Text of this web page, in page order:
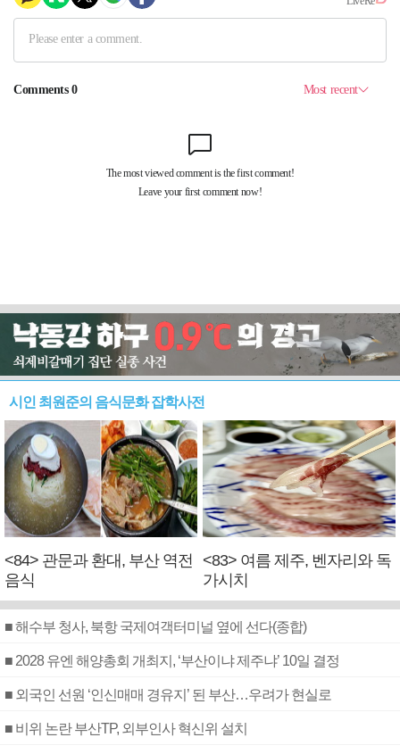
시인 최원준의 음식문화 잡학사전
<84> 관문과 환대, 부산 역전
음식
<83> 여름 제주, 벤자리와 독
가시치
■ 해수부 청사, 북항 국제여객터미널 옆에 선다(종합)
■ 2028 유엔 해양총회 개최지, ‘부산이냐 제주냐’ 10일 결정
■ 외국인 선원 ‘인신매매 경유지’ 된 부산…우려가 현실로
■ 비위 논란 부산TP, 외부인사 혁신위 설치